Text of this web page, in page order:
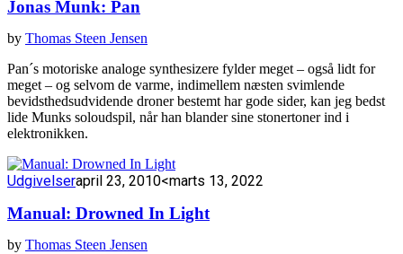
Jonas Munk: Pan
by Thomas Steen Jensen
Pan´s motoriske analoge synthesizere fylder meget – også lidt for
meget – og selvom de varme, indimellem næsten svimlende
bevidsthedsudvidende droner bestemt har gode sider, kan jeg bedst
lide Munks soloudspil, når han blander sine stonertoner ind i
elektronikken.
Udgivelserapril 23, 2010<marts 13, 2022
Manual: Drowned In Light
by Thomas Steen Jensen